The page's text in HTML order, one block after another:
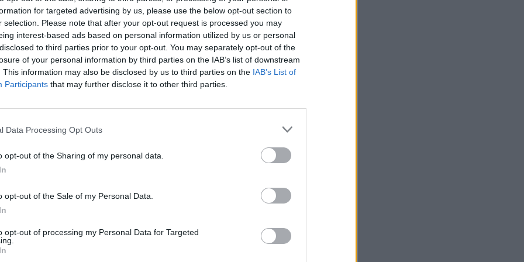
for targeted advertising by us, please use the below opt-out section to
selection. Please note that after your opt-out request is processed you may
interest-based ads based on personal information utilized by us or personal
to third parties prior to your opt-out. You may separately opt-out of the
of your personal information by third parties on the IAB’s list of downstream
This information may also be disclosed by us to third parties on the IAB’s List of
Participants that may further disclose it to other third parties.
Data Processing Opt Outs
opt-out of the Sharing of my personal data.
opt-out of the Sale of my Personal Data.
opt-out of processing my Personal Data for Targeted
significado especial. Su
llegó a valorar la suspensión
en un tributo a su
Lanzarote, a través de su
de Deportes, la
de Los Dolores 2025 está
Airecomprimido.
del conjunto anfitrión, que
Gran Canaria, representante
a la Liga Tercera
septiembre, a las 20:00
6, a las 11:00 horas, los
a las 17:00 horas, grancanarios
a la entrega de
que se espera contar con la
en una de sus citas más